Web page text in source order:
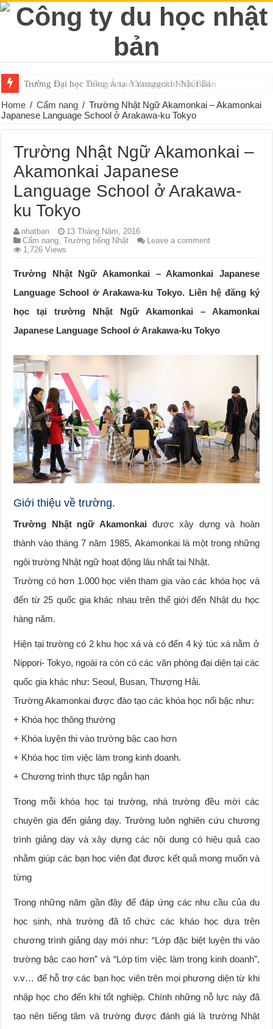
Trường Đại học Đông Á tại Yamaguchi Nhật Bản
Home / Cẩm nang / Trường Nhật Ngữ Akamonkai – Akamonkai
Japanese Language School ở Arakawa-ku Tokyo
Trường Nhật Ngữ Akamonkai –
Akamonkai Japanese
Language School ở Arakawa-
ku Tokyo
nhatban
13 Tháng Năm, 2016
Cẩm nang,Trường tiếng Nhật
Leave a comment
1,726 Views
Trường Nhật Ngữ Akamonkai – Akamonkai Japanese
Language School ở Arakawa-ku Tokyo. Liên hệ đăng ký
học tại trường Nhật Ngữ Akamonkai – Akamonkai
Japanese Language School ở Arakawa-ku Tokyo
Giới thiệu về trường.
Trường Nhật ngữ Akamonkai được xây dựng và hoàn
thành vào tháng 7 năm 1985, Akamonkai là một trong những
ngôi trường Nhật ngữ hoạt động lâu nhất tại Nhật.
Trường có hơn 1.000 học viên tham gia vào các khóa học và
đến từ 25 quốc gia khác nhau trên thế giới đến Nhật du học
hàng năm.
Hiện tại trường có 2 khu học xá và có đến 4 ký túc xá nằm ở
Nippori- Tokyo, ngoài ra còn có các văn phòng đại diện tại các
quốc gia khác như: Seoul, Busan, Thượng Hải.
Trường Akamonkai được đào tạo các khóa học nổi bậc như:
+ Khóa học thông thường
+ Khóa luyện thi vào trường bậc cao hơn
+ Khóa học tìm việc làm trong kinh doanh.
+ Chương trình thực tập ngắn hạn
Trong mỗi khóa học tại trường, nhà trường đều mời các
chuyên gia đến giảng dạy. Trường luôn nghiên cứu chương
trình giảng dạy và xây dựng các nội dung có hiệu quả cao
nhằm giúp các bạn học viên đạt được kết quả mong muốn và
từng
Trong những năm gần đây để đáp ứng các nhu cầu của du
học sinh, nhà trường đã tổ chức các kháo học dựa trên
chương trình giảng dạy mới như: “Lớp đặc biệt luyện thi vào
trường bậc cao hơn” và “Lớp tìm việc làm trong kinh doanh”,
v.v… để hỗ trợ các bạn học viên trên mọi phương diện từ khi
nhập học cho đến khi tốt nghiệp. Chính những nỗ lực này đã
tạo nên tiếng tăm và trường được đánh giá là trường Nhật